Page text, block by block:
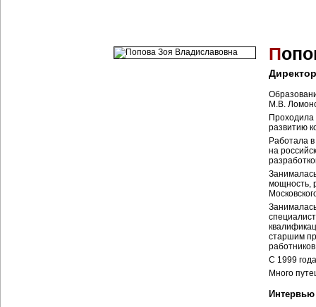
П
М.В.
Проходила
развитию
Работала
на
мощность,
старшим
С 1999
Много
Интервью